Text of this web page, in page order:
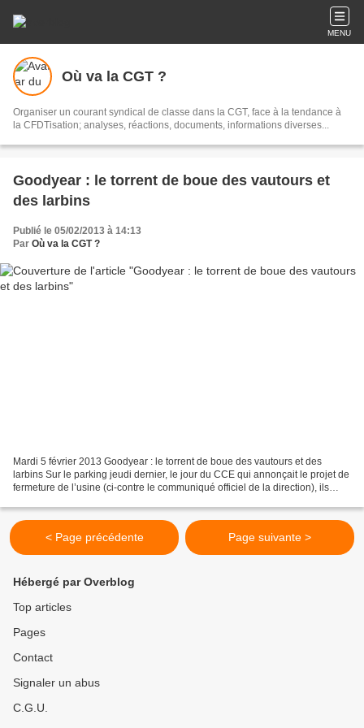
MENU
Où va la CGT ?
Organiser un courant syndical de classe dans la CGT, face à la tendance à
la CFDTisation; analyses, réactions, documents, informations diverses...
Goodyear : le torrent de boue des vautours et
des larbins
Publié le 05/02/2013 à 14:13
Par Où va la CGT ?
Mardi 5 février 2013 Goodyear : le torrent de boue des vautours et des
larbins Sur le parking jeudi dernier, le jour du CCE qui annonçait le projet de
fermeture de l’usine (ci-contre le communiqué officiel de la direction), ils
< Page précédente Page suivante >
Hébergé par Overblog
Top articles
Pages
Contact
Signaler un abus
C.G.U.